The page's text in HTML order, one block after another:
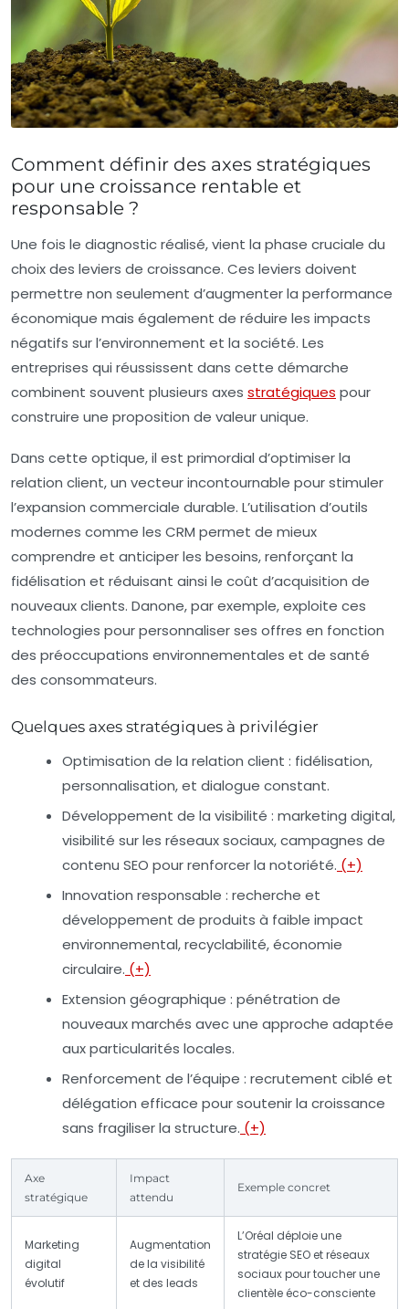
Comment définir des axes stratégiques
pour une croissance rentable et
responsable ?
Une fois le diagnostic réalisé, vient la phase cruciale du
choix des leviers de croissance. Ces leviers doivent
permettre non seulement d’augmenter la performance
économique mais également de réduire les impacts
négatifs sur l’environnement et la société. Les
entreprises qui réussissent dans cette démarche
combinent souvent plusieurs axes stratégiques pour
construire une proposition de valeur unique.
Dans cette optique, il est primordial d’optimiser la
relation client, un vecteur incontournable pour stimuler
l’expansion commerciale durable. L’utilisation d’outils
modernes comme les CRM permet de mieux
comprendre et anticiper les besoins, renforçant la
fidélisation et réduisant ainsi le coût d’acquisition de
nouveaux clients. Danone, par exemple, exploite ces
technologies pour personnaliser ses offres en fonction
des préoccupations environnementales et de santé
des consommateurs.
Quelques axes stratégiques à privilégier
Optimisation de la relation client : fidélisation,
personnalisation, et dialogue constant.
Développement de la visibilité : marketing digital,
visibilité sur les réseaux sociaux, campagnes de
contenu SEO pour renforcer la notoriété. (+)
Innovation responsable : recherche et
développement de produits à faible impact
environnemental, recyclabilité, économie
circulaire. (+)
Extension géographique : pénétration de
nouveaux marchés avec une approche adaptée
aux particularités locales.
Renforcement de l’équipe : recrutement ciblé et
délégation efficace pour soutenir la croissance
sans fragiliser la structure. (+)
Axe
stratégique
Impact
attendu
Exemple concret
Marketing
digital
évolutif
Augmentation
de la visibilité
et des leads
L’Oréal déploie une
stratégie SEO et réseaux
sociaux pour toucher une
clientèle éco-consciente